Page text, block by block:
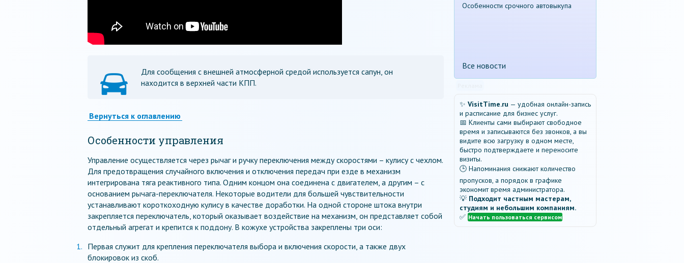
Для сообщения с внешней атмосферной средой используется сапун, он
находится в верхней части КПП.
Вернуться к оглавлению
Особенности управления
Управление осуществляется через рычаг и ручку переключения между скоростями – кулису с чехлом.
Для предотвращения случайного включения и отключения передач при езде в механизм
интегрирована тяга реактивного типа. Одним концом она соединена с двигателем, а другим – с
основанием рычага-переключателя. Некоторые водители для большей чувствительности
устанавливают короткоходную кулису в качестве доработки. На одной стороне штока внутри
закрепляется переключатель, который оказывает воздействие на механизм, он представляет собой
отдельный агрегат и крепится к поддону. В кожухе устройства закреплены три оси:
Первая служит для крепления переключателя выбора и включения скорости, а также двух
блокировок из скоб.
Особенности срочного автовыкупа
Все новости
✨ VisitTime.ru — удобная онлайн-запись
и расписание для бизнес услуг.
📅 Клиенты сами выбирают свободное
время и записываются без звонков, а вы
видите всю загрузку в одном месте,
быстро подтверждаете и переносите
визиты.
🕒 Напоминания снижают количество
пропусков, а порядок в графике
экономит время администратора.
💡 Подходит частным мастерам,
студиям и небольшим компаниям.
✅ Начать пользоваться сервисом